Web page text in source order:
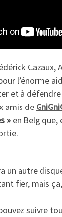
Cazaux,
l’énorme
et à défendre
amis de
» en Belgique,
un autre
fier, mais
suivre